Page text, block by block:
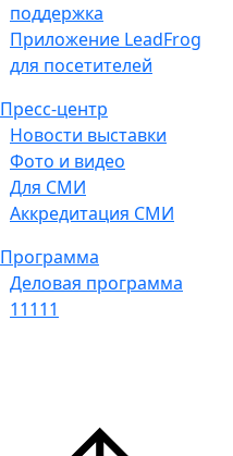
поддержка
Приложение LeadFrog
для посетителей
Пресс-центр
Новости выставки
Фото и видео
Для СМИ
Аккредитация СМИ
Программа
Деловая программа
11111